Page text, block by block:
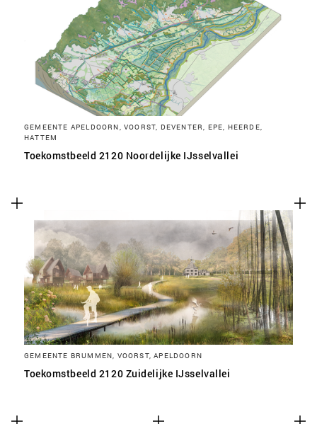
GEMEENTE APELDOORN, VOORST, DEVENTER, EPE, HEERDE,
HATTEM
Toekomstbeeld 2120 Noordelijke IJsselvallei
GEMEENTE BRUMMEN, VOORST, APELDOORN
Toekomstbeeld 2120 Zuidelijke IJsselvallei
SLA VOORKEUREN OP